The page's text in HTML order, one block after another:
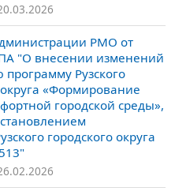
РМО от
"О внесении изменений
Рузского
«Формирование
городской среды»,
городского округа